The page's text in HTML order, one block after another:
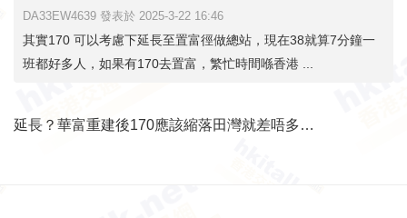
DA33EW4639 發表於 2025-3-22 16:46
其實170 可以考慮下延長至置富徑做總站，現在38就算7分鐘一
班都好多人，如果有170去置富，繁忙時間喺香港 ...
延長？華富重建後170應該縮落田灣就差唔多…